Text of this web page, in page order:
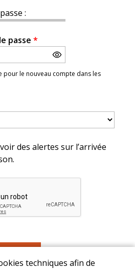
:
passe *
pour le nouveau compte dans les
des alertes sur l’arrivée
techniques afin de